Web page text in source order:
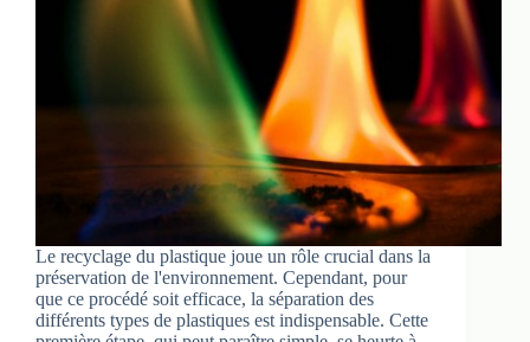
Le recyclage du plastique joue un rôle crucial dans la
préservation de l'environnement. Cependant, pour
que ce procédé soit efficace, la séparation des
différents types de plastiques est indispensable. Cette